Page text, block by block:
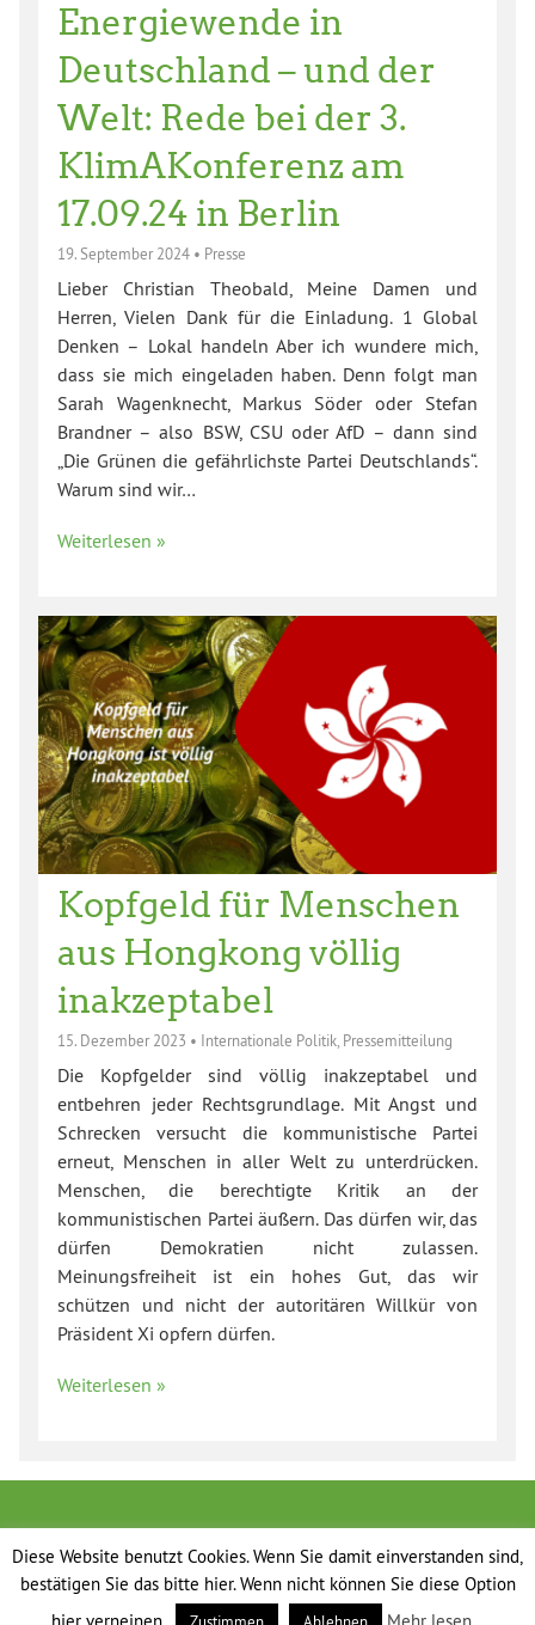
Energiewende in
Deutschland – und der
Welt: Rede bei der 3.
KlimAKonferenz am
17.09.24 in Berlin
19. September 2024 • Presse
Lieber Christian Theobald, Meine Damen und
Herren, Vielen Dank für die Einladung. 1 Global
Denken – Lokal handeln Aber ich wundere mich,
dass sie mich eingeladen haben. Denn folgt man
Sarah Wagenknecht, Markus Söder oder Stefan
Brandner – also BSW, CSU oder AfD – dann sind
„Die Grünen die gefährlichste Partei Deutschlands“.
Warum sind wir…
Weiterlesen »
Kopfgeld für Menschen
aus Hongkong völlig
inakzeptabel
15. Dezember 2023 • Internationale Politik Pressemitteilung
Die Kopfgelder sind völlig inakzeptabel und
entbehren jeder Rechtsgrundlage. Mit Angst und
Schrecken versucht die kommunistische Partei
erneut, Menschen in aller Welt zu unterdrücken.
Menschen, die berechtigte Kritik an der
kommunistischen Partei äußern. Das dürfen wir, das
dürfen Demokratien nicht zulassen.
Meinungsfreiheit ist ein hohes Gut, das wir
schützen und nicht der autoritären Willkür von
Präsident Xi opfern dürfen.
Weiterlesen »
Diese Website benutzt Cookies. Wenn Sie damit einverstanden sind,
bestätigen Sie das bitte hier. Wenn nicht können Sie diese Option